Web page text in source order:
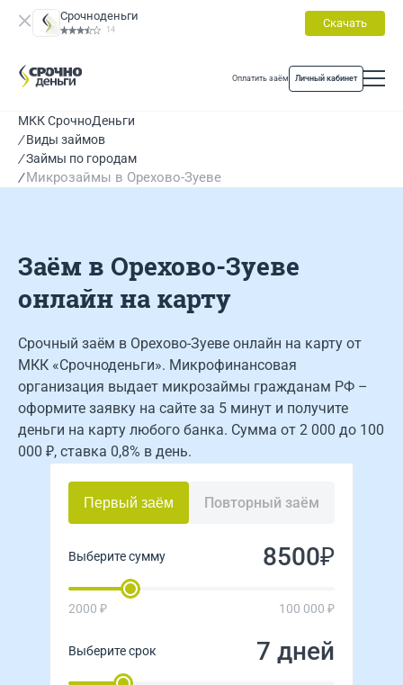
Срочноденьги
14 Скачать
Оплатить заём Личный кабинет
МКК СрочноДеньги
Виды займов
Займы по городам
Микрозаймы в Орехово-Зуеве
Заём в Орехово-Зуеве
онлайн на карту
Срочный заём в Орехово-Зуеве онлайн на карту от
МКК «Срочноденьги». Микрофинансовая
организация выдает микрозаймы гражданам РФ –
оформите заявку на сайте за 5 минут и получите
деньги на карту любого банка. Сумма от 2 000 до 100
000 ₽, ставка 0,8% в день.
Первый заём Повторный заём
Выберите сумму ₽
2000 ₽ 100 000 ₽
Выберите срок дней